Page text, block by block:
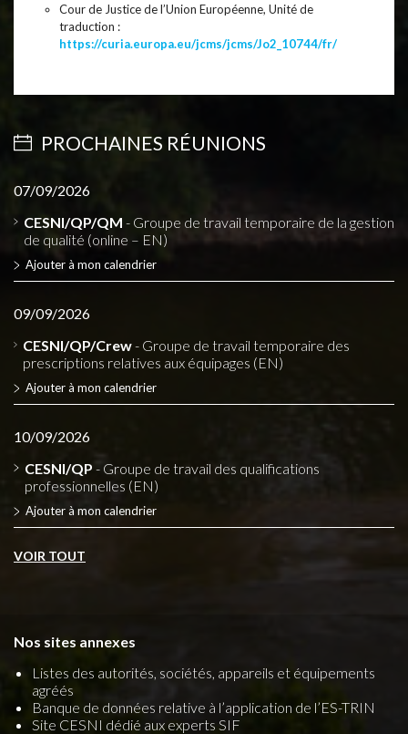
Cour de Justice de l’Union Européenne, Unité de
traduction :
https://curia.europa.eu/jcms/jcms/Jo2_10744/fr/
PROCHAINES RÉUNIONS
07/09/2026
CESNI/QP/QM - Groupe de travail temporaire de la gestion
de qualité (online – EN)
Ajouter à mon calendrier
09/09/2026
CESNI/QP/Crew- Groupe de travail temporaire des
prescriptions relatives aux équipages (EN)
Ajouter à mon calendrier
10/09/2026
CESNI/QP - Groupe de travail des qualifications
professionnelles (EN)
Ajouter à mon calendrier
VOIR TOUT
Nos sites annexes
Listes des autorités, sociétés, appareils et équipements
agréés
Banque de données relative à l’application de l’ES-TRIN
Site CESNI dédié aux experts SIF